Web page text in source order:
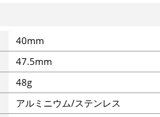
40mm
47.5mm
48g
アルミニウム/ステンレス